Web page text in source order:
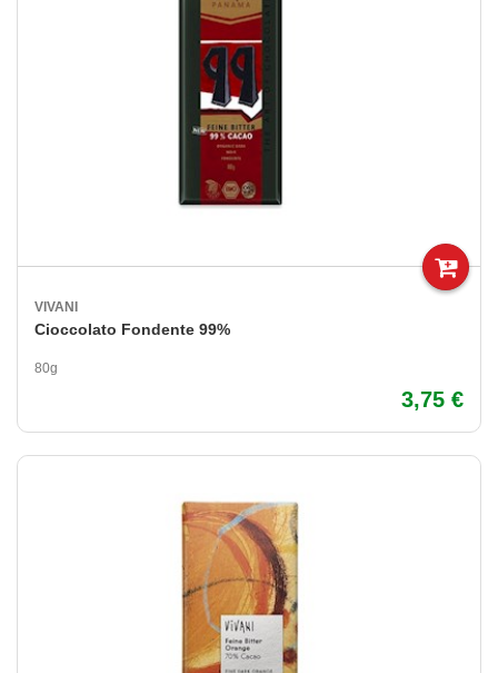
VIVANI
Cioccolato Fondente 99%
80g
3,75 €